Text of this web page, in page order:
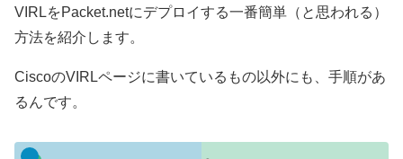
VIRLをPacket.netにデプロイする一番簡単（と思われる）
方法を紹介します。
CiscoのVIRLページに書いているもの以外にも、手順があ
るんです。